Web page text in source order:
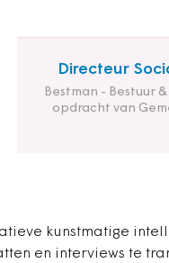
Directeur
Bestman - Bestuur
opdracht van
kunstmatige
en interviews te